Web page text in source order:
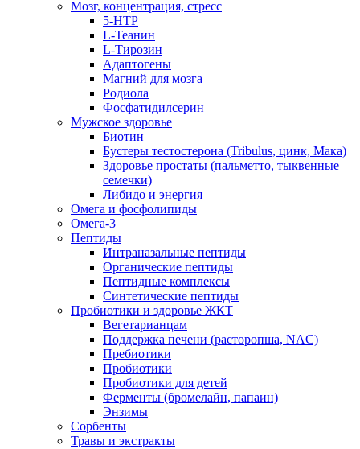
Мозг, концентрация, стресс
5-HTP
L-Теанин
L-Тирозин
Адаптогены
Магний для мозга
Родиола
Фосфатидилсерин
Мужское здоровье
Биотин
Бустеры тестостерона (Tribulus, цинк, Мака)
Здоровье простаты (пальметто, тыквенные
семечки)
Либидо и энергия
Омега и фосфолипиды
Омега-3
Пептиды
Интраназальные пептиды
Органические пептиды
Пептидные комплексы
Синтетические пептиды
Пробиотики и здоровье ЖКТ
Вегетарианцам
Поддержка печени (расторопша, NAC)
Пребиотики
Пробиотики
Пробиотики для детей
Ферменты (бромелайн, папаин)
Энзимы
Сорбенты
Травы и экстракты